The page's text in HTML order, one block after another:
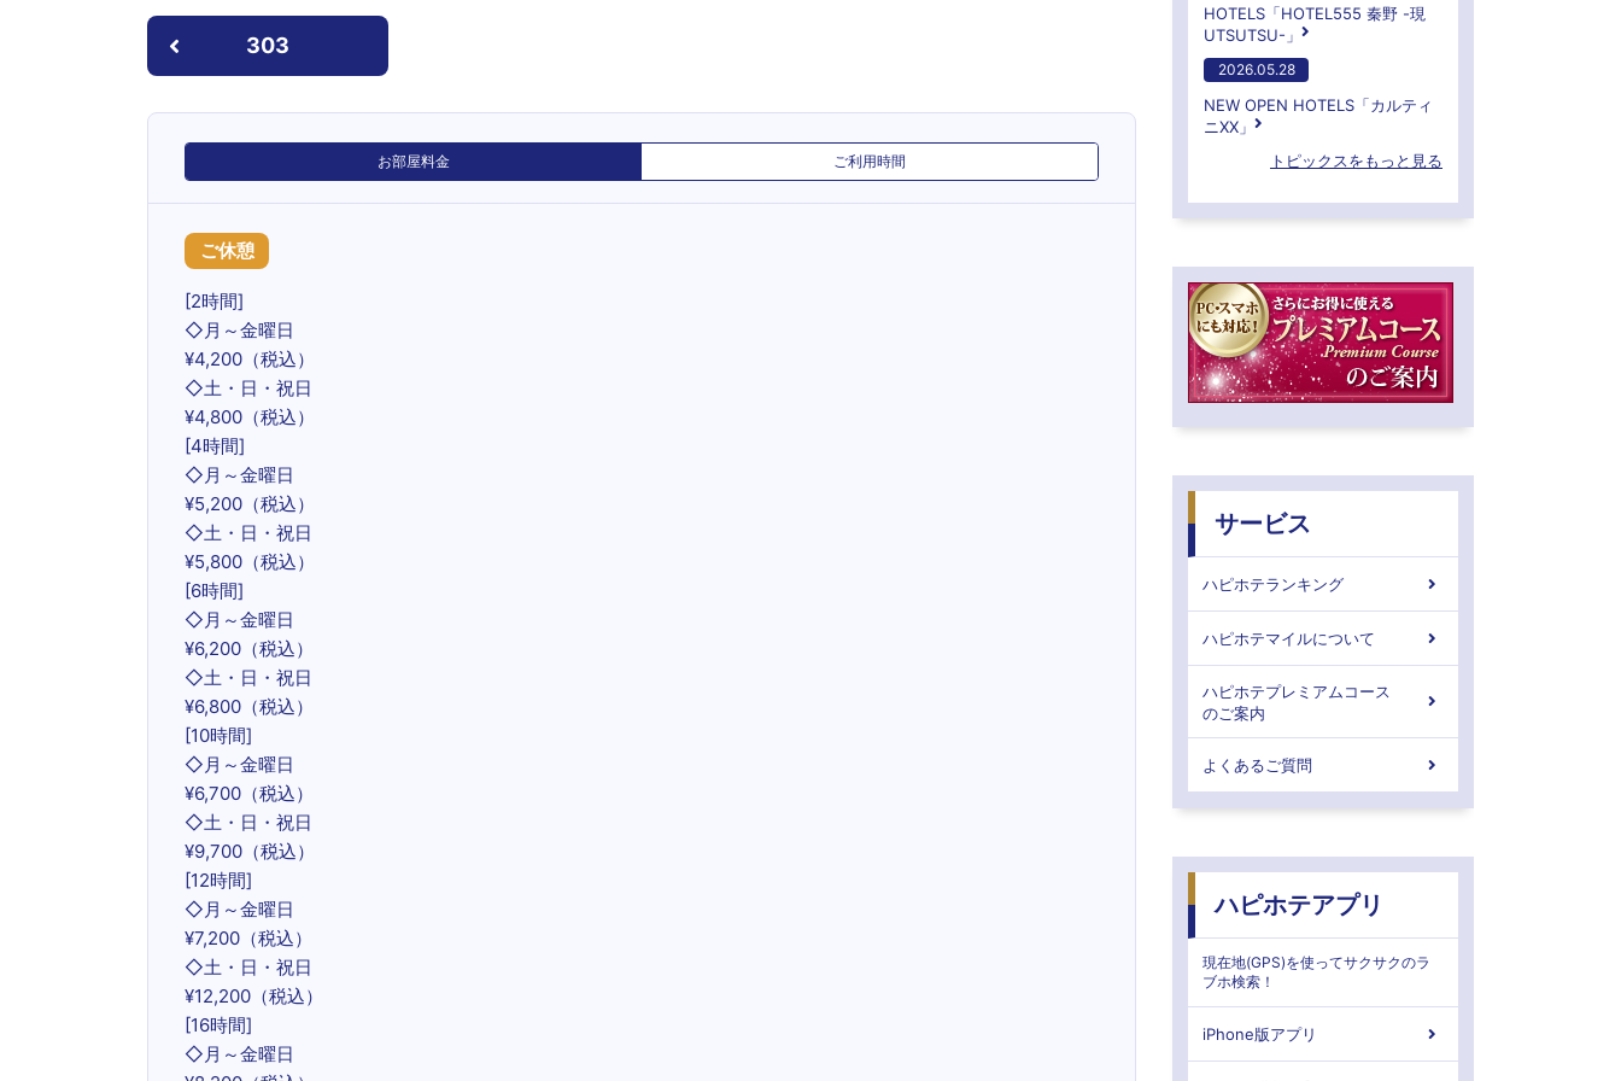
303
お部屋料金 ご利用時間
ご休憩
[2時間]
◇月～金曜日
¥4,200（税込）
◇土・日・祝日
¥4,800（税込）
[4時間]
◇月～金曜日
¥5,200（税込）
◇土・日・祝日
¥5,800（税込）
[6時間]
◇月～金曜日
¥6,200（税込）
◇土・日・祝日
¥6,800（税込）
[10時間]
◇月～金曜日
¥6,700（税込）
◇土・日・祝日
¥9,700（税込）
[12時間]
◇月～金曜日
¥7,200（税込）
◇土・日・祝日
¥12,200（税込）
[16時間]
◇月～金曜日
HOTELS「HOTEL555 秦野 -現
UTSUTSU-」
2026.05.28
NEW OPEN HOTELS「カルティ
ニXX」
トピックスをもっと見る
サービス
ハピホテランキング
ハピホテマイルについて
ハピホテプレミアムコース
のご案内
よくあるご質問
ハピホテアプリ
現在地(GPS)を使ってサクサクのラ
ブホ検索！
iPhone版アプリ